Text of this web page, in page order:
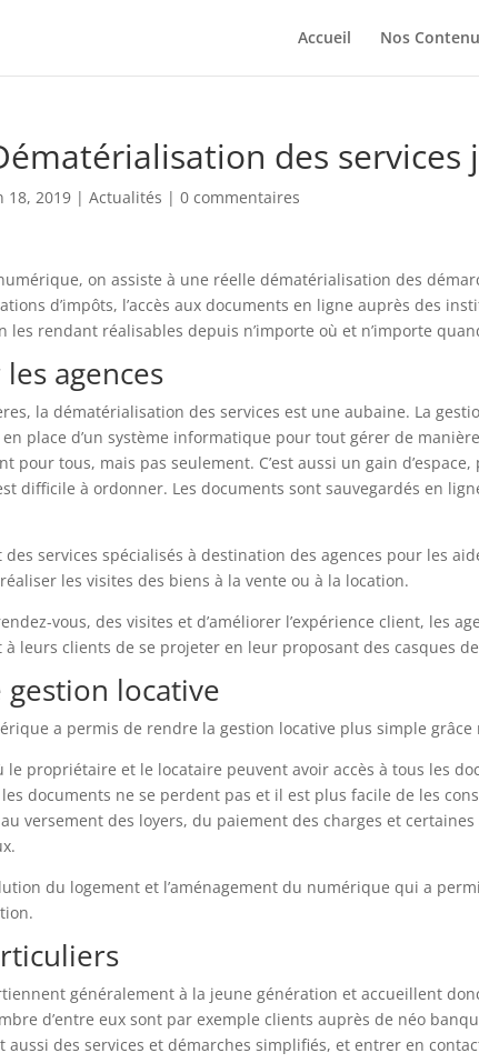
Accueil Nos
des services
18, 2019 |Actualités |0 commentaires
on assiste à une réelle dématérialisation des
d’impôts, l’accès aux documents en ligne auprès des
rendant réalisables depuis n’importe où et n’importe
agences
la dématérialisation des services est une aubaine. La
place d’un système informatique pour tout gérer de
pour tous, mais pas seulement. C’est aussi un gain
difficile à ordonner. Les documents sont sauvegardés en
services spécialisés à destination des agences pour les
les visites des biens à la vente ou à la location.
vous, des visites et d’améliorer l’expérience client, les
leurs clients de se projeter en leur proposant des casques
gestion locative
a permis de rendre la gestion locative plus simple
le propriétaire et le locataire peuvent avoir accès à tous les
les documents ne se perdent pas et il est plus facile de les
versement des loyers, du paiement des charges et
du logement et l’aménagement du numérique qui a
généralement à la jeune génération et accueillent
d’entre eux sont par exemple clients auprès de néo
des services et démarches simplifiés, et entrer en